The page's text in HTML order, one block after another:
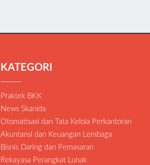
KATEGORI
Praktek BKK
News Skanida
Otomatisasi dan Tata Kelola Perkantoran
Akuntansi dan Keuangan Lembaga
Bisnis Daring dan Pemasaran
Rekayasa Perangkat Lunak